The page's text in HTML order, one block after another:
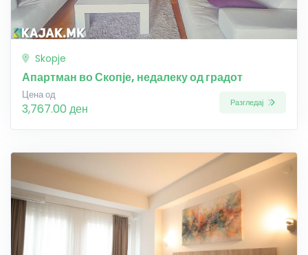
Skopje
Апартман во Скопје, недалеку од градот
Цена од
3,767.00 ден Разгледај